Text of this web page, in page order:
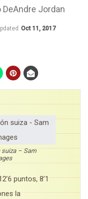
Jordan
Oct 11, 2017
suiza – Sam
puntos, 8’1
la